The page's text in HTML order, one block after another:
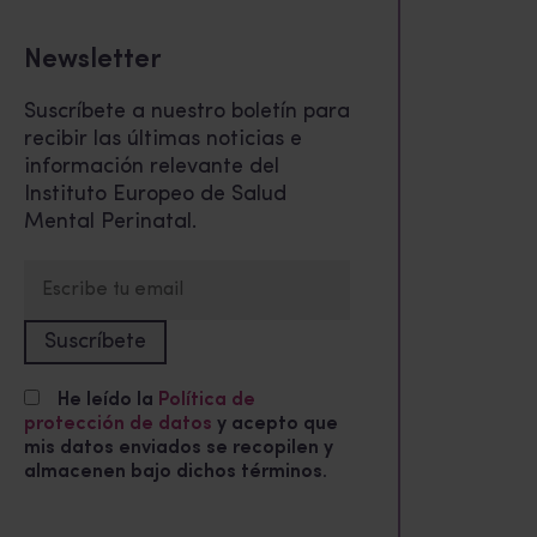
Newsletter
Suscríbete a nuestro boletín para
recibir las últimas noticias e
información relevante del
Instituto Europeo de Salud
Mental Perinatal.
He leído la Política de
protección de datos y acepto que
mis datos enviados se recopilen y
almacenen bajo dichos términos.